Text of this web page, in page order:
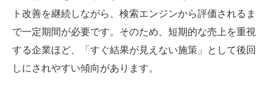
ト改善を継続しながら、検索エンジンから評価されるま
で一定期間が必要です。そのため、短期的な売上を重視
する企業ほど、「すぐ結果が見えない施策」として後回
しにされやすい傾向があります。